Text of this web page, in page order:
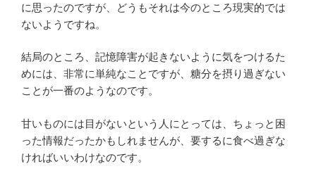
に思ったのですが、どうもそれは今のところ現実的では
ないようですね。
結局のところ、記憶障害が起きないように気をつけるた
めには、非常に単純なことですが、糖分を摂り過ぎない
ことが一番のようなのです。
甘いものには目がないという人にとっては、ちょっと困
った情報だったかもしれませんが、要するに食べ過ぎな
ければいいわけなのです。